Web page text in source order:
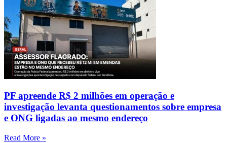
PF apreende R$ 2 milhões em operação e
investigação levanta questionamentos sobre empresa
e ONG ligadas ao mesmo endereço
Read More »